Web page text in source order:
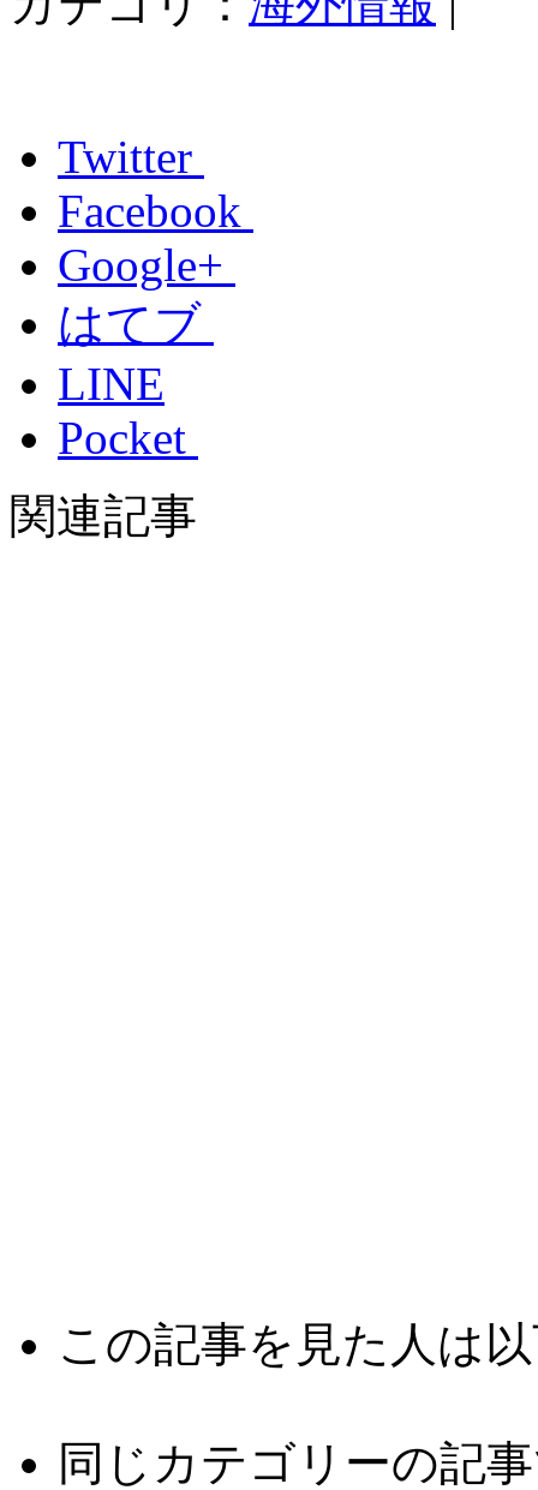
Twitter
Facebook
Google+
はてブ
LINE
Pocket
関連記事
この記事を見た人は
同じカテゴリーの記